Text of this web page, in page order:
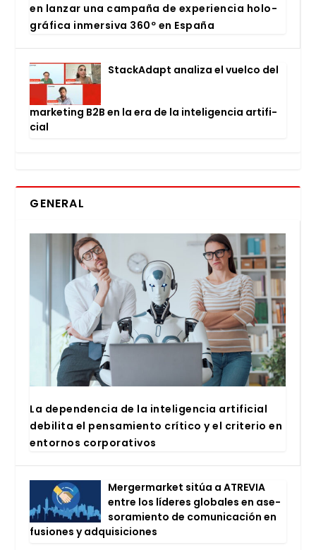
en lan­zar una cam­pa­ña de expe­rien­cia holo­
grá­fi­ca inmer­si­va 360º en Espa­ña
Stac­kA­dapt ana­li­za el vuel­co del
mar­ke­ting B2B en la era de la inte­li­gen­cia arti­fi­
cial
GENERAL
La depen­den­cia de la inte­li­gen­cia arti­fi­cial
debi­li­ta el pen­sa­mien­to crí­ti­co y el cri­te­rio en
entor­nos cor­po­ra­ti­vos
Mer­ger­mar­ket sitúa a ATRE­VIA
entre los líde­res glo­ba­les en ase­
so­ra­mien­to de comu­ni­ca­ción en
fusio­nes y adqui­si­cio­nes